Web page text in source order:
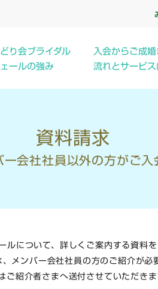
り会ブライダル
ールの強み
入会からご成
流れとサービス
資料請求
ー会社社員以外の方がご入
ルについて、詳しくご案内する資料を
、メンバー会社社員の方のご紹介が必
ご紹介者さまへ送付させていただきま